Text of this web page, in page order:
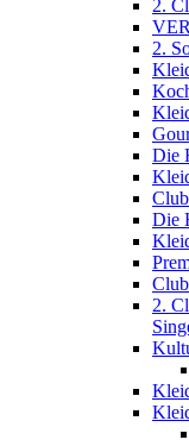
2.
2.
Die
Die
2.